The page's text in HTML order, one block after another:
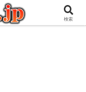
な日々を綴るブログ
検索